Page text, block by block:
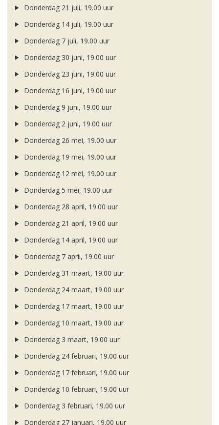
Donderdag 21 juli, 19.00 uur
Donderdag 14 juli, 19.00 uur
Donderdag 7 juli, 19.00 uur
Donderdag 30 juni, 19.00 uur
Donderdag 23 juni, 19.00 uur
Donderdag 16 juni, 19.00 uur
Donderdag 9 juni, 19.00 uur
Donderdag 2 juni, 19.00 uur
Donderdag 26 mei, 19.00 uur
Donderdag 19 mei, 19.00 uur
Donderdag 12 mei, 19.00 uur
Donderdag 5 mei, 19.00 uur
Donderdag 28 april, 19.00 uur
Donderdag 21 april, 19.00 uur
Donderdag 14 april, 19.00 uur
Donderdag 7 april, 19.00 uur
Donderdag 31 maart, 19.00 uur
Donderdag 24 maart, 19.00 uur
Donderdag 17 maart, 19.00 uur
Donderdag 10 maart, 19.00 uur
Donderdag 3 maart, 19.00 uur
Donderdag 24 februari, 19.00 uur
Donderdag 17 februari, 19.00 uur
Donderdag 10 februari, 19.00 uur
Donderdag 3 februari, 19.00 uur
Donderdag 27 januari, 19.00 uur